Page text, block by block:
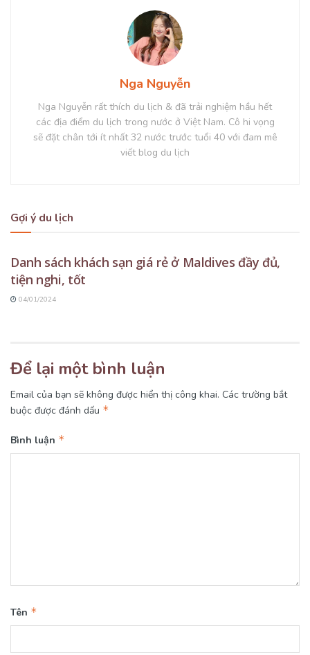
Nga Nguyễn
Nga Nguyễn rất thích du lịch & đã trải nghiệm hầu hết
các địa điểm du lịch trong nước ở Việt Nam. Cô hi vọng
sẽ đặt chân tới ít nhất 32 nước trước tuổi 40 với đam mê
viết blog du lịch
Gợi ý du lịch
DU LỊCH MALDIVES
Danh sách khách sạn giá rẻ ở Maldives đầy đủ,
tiện nghi, tốt
04/01/2024
Để lại một bình luận
Email của bạn sẽ không được hiển thị công khai. Các trường bắt
buộc được đánh dấu *
Bình luận *
Tên *